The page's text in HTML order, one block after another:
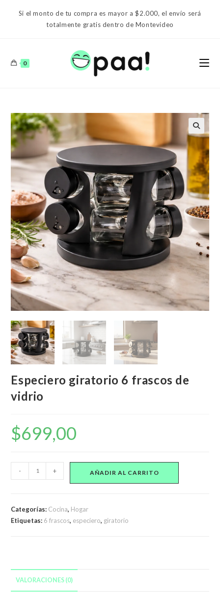
Si el monto de tu compra es mayor a $2.000, el envío será
totalmente gratis dentro de Montevideo
0
Especiero giratorio 6 frascos de
vidrio
$699,00
Especiero
giratorio
de
- + AÑADIR AL CARRITO
Categorías: Cocina, Hogar
Etiquetas: 6 frascos, especiero, giratorio
VALORACIONES (0)